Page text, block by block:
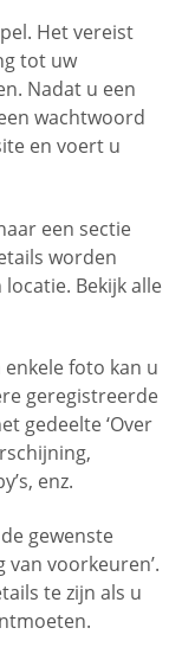
Het vereist
tot uw
Nadat u een
wachtwoord
en voert u
een sectie
worden
Bekijk alle
foto kan u
geregistreerde
gedeelte ‘Over
enz.
gewenste
voorkeuren’.
te zijn als u